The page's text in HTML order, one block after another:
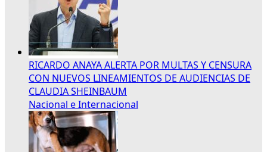
RICARDO ANAYA ALERTA POR MULTAS Y CENSURA
CON NUEVOS LINEAMIENTOS DE AUDIENCIAS DE
CLAUDIA SHEINBAUM
Nacional e Internacional